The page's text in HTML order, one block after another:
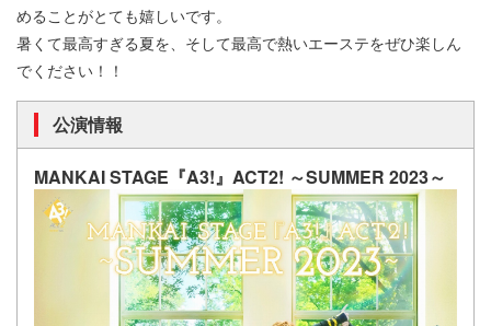
めることがとても嬉しいです。
暑くて最高すぎる夏を、そして最高で熱いエーステをぜひ楽しん
でください！！
公演情報
MANKAI STAGE『A3!』ACT2! ～SUMMER 2023～